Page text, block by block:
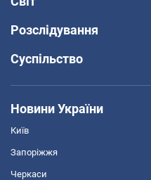
Розслідування
Суспільство
Новини України
Київ
Запоріжжя
Черкаси